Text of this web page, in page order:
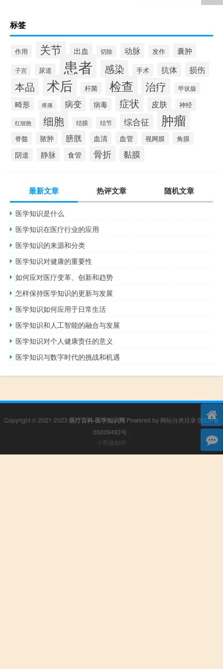
标签
作用 关节 出血 切除 动脉 发作 囊肿
子宫 尿道 患者 感染 手术 抗体 损伤
本品 术后 杆菌 检查 治疗 甲状腺
畸形 疼痛 病变 病毒 症状 皮肤 神经
红细胞 细胞 结膜 结节 综合征 肿瘤
脊髓 脓肿 膀胱 血清 血管 视网膜 角膜
阴道 静脉 食管 骨折 黏膜
最新文章 热评文章 随机文章
医学知识是什么
医学知识在医疗行业的应用
医学知识的来源和分类
医学知识对健康的重要性
如何应对医疗变革、创新和趋势
怎样保持医学知识的更新与发展
医学知识如何应用于日常生活
医学知识和人工智能的融合与发展
医学知识对个人健康责任的意义
医学知识与数字时代的挑战和机遇
Copyright © 2021-2023 医疗百科-医学知识网 Powered by 网站分类目录 陕ICP备
05009492号
小男孩制作